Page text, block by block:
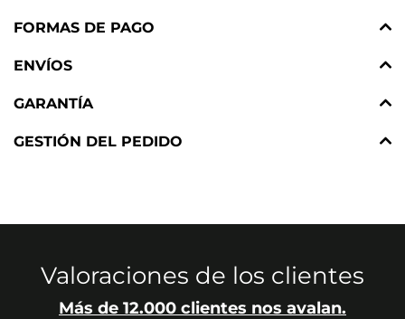
FORMAS DE PAGO
ENVÍOS
GARANTÍA
GESTIÓN DEL PEDIDO
Valoraciones de los clientes
Más de 12.000 clientes nos avalan.